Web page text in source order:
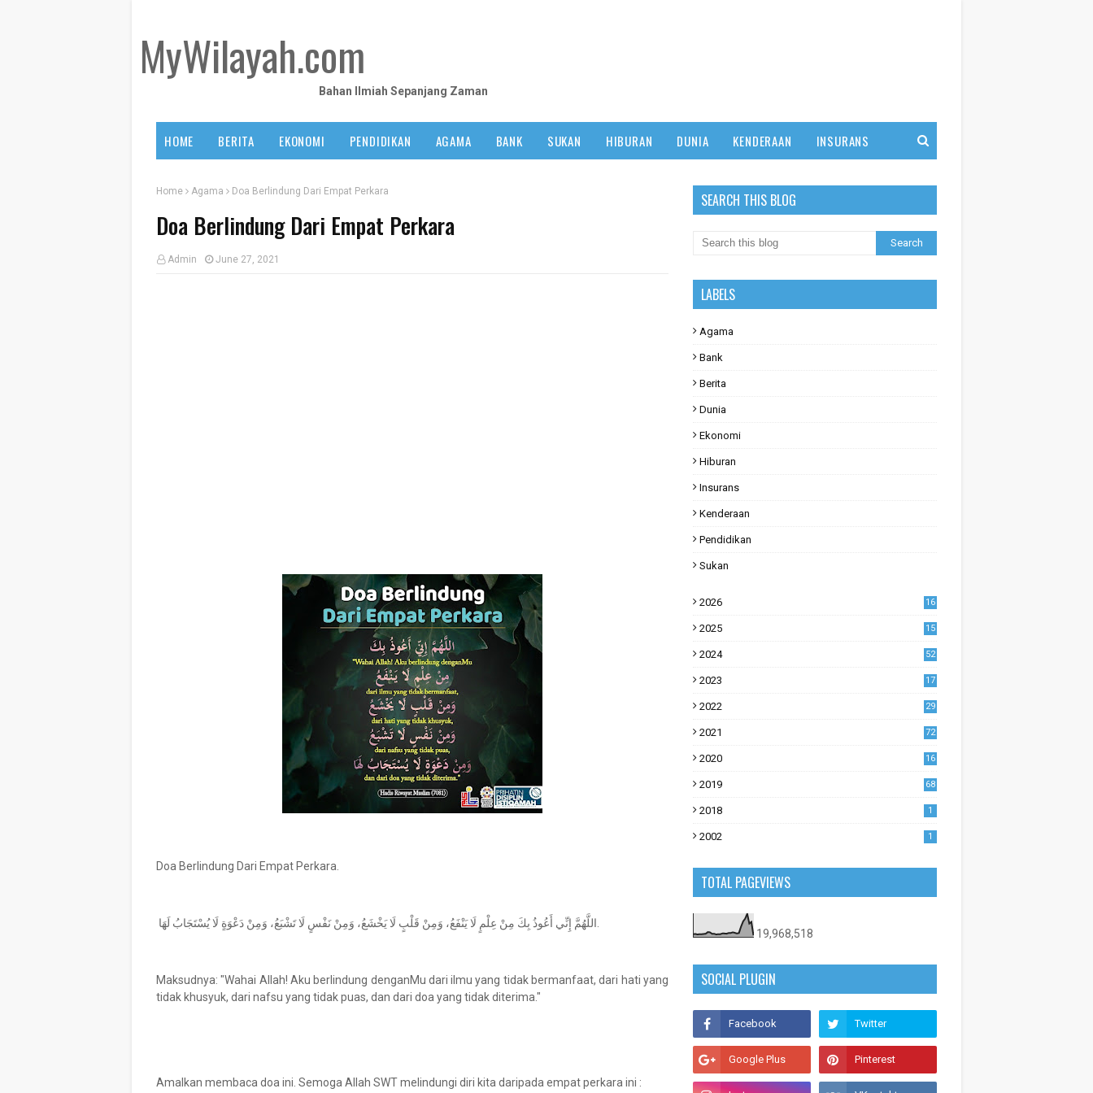
MyWilayah.com
Bahan Ilmiah Sepanjang Zaman
HOME BERITA EKONOMI PENDIDIKAN AGAMA BANK SUKAN HIBURAN DUNIA KENDERAAN INSURANS
Home Agama Doa Berlindung Dari Empat Perkara
Doa Berlindung Dari Empat Perkara
Admin June 27, 2021
Doa Berlindung Dari Empat Perkara.
Maksudnya: "Wahai Allah! Aku berlindung denganMu dari ilmu yang tidak bermanfaat, dari hati yang
tidak khusyuk, dari nafsu yang tidak puas, dan dari doa yang tidak diterima."
Amalkan membaca doa ini. Semoga Allah SWT melindungi diri kita daripada empat perkara ini :
SEARCH THIS BLOG
LABELS
Agama
Bank
Berita
Dunia
Ekonomi
Hiburan
Insurans
Kenderaan
Pendidikan
Sukan
2026 16
2025 15
2024 52
2023
17
2022
29
2021
72
2020
16
2019
68
2018 1
2002 1
TOTAL PAGEVIEWS
19,968,518
SOCIAL PLUGIN